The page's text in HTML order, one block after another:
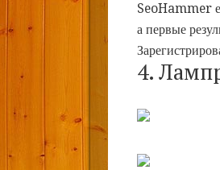
SeoHammer
а первые
4.